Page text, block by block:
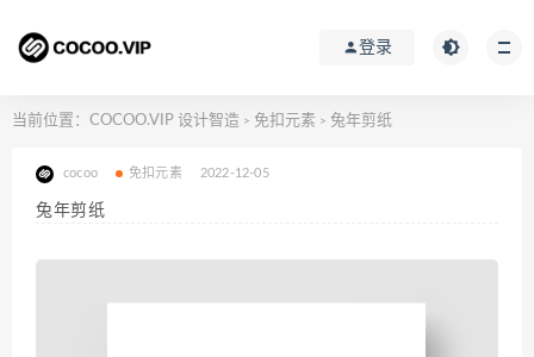
登录
当前位置： COCOO.VIP 设计智造 > 免扣元素 > 兔年剪纸
cocoo 免扣元素 2022-12-05
兔年剪纸